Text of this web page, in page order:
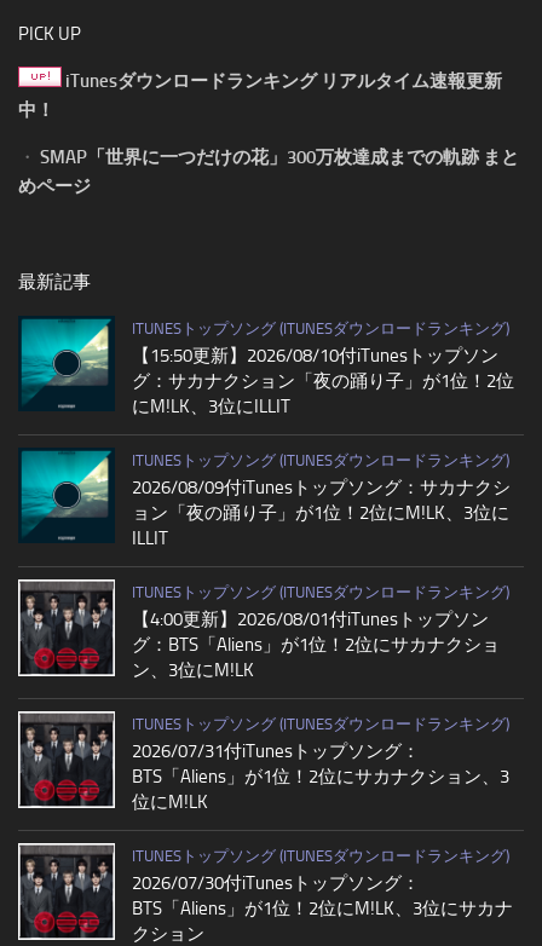
PICK UP
iTunesダウンロードランキング リアルタイム速報更新
中！
・ SMAP「世界に一つだけの花」300万枚達成までの軌跡 まと
めページ
最新記事
ITUNESトップソング (ITUNESダウンロードランキング)
【15:50更新】2026/08/10付iTunesトップソン
グ：サカナクション「夜の踊り子」が1位！2位
にM!LK、3位にILLIT
ITUNESトップソング (ITUNESダウンロードランキング)
2026/08/09付iTunesトップソング：サカナクシ
ョン「夜の踊り子」が1位！2位にM!LK、3位に
ILLIT
ITUNESトップソング (ITUNESダウンロードランキング)
【4:00更新】2026/08/01付iTunesトップソン
グ：BTS「Aliens」が1位！2位にサカナクショ
ン、3位にM!LK
ITUNESトップソング (ITUNESダウンロードランキング)
2026/07/31付iTunesトップソング：
BTS「Aliens」が1位！2位にサカナクション、3
位にM!LK
ITUNESトップソング (ITUNESダウンロードランキング)
2026/07/30付iTunesトップソング：
BTS「Aliens」が1位！2位にM!LK、3位にサカナ
クション